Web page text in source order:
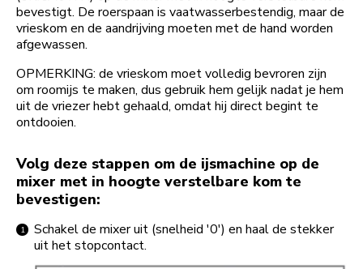
bevestigt. De roerspaan is vaatwasserbestendig, maar de
vrieskom en de aandrijving moeten met de hand worden
afgewassen.
OPMERKING: de vrieskom moet volledig bevroren zijn
om roomijs te maken, dus gebruik hem gelijk nadat je hem
uit de vriezer hebt gehaald, omdat hij direct begint te
ontdooien.
Volg deze stappen om de ijsmachine op de
mixer met in hoogte verstelbare kom te
bevestigen:
Schakel de mixer uit (snelheid '0') en haal de stekker
uit het stopcontact.